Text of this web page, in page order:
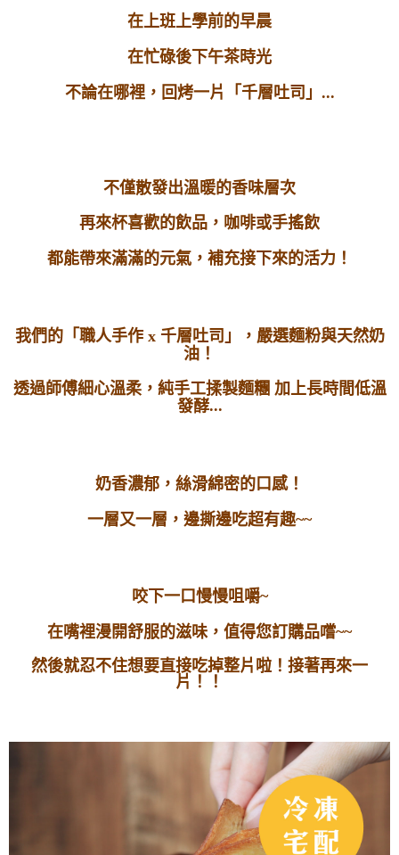
在上班上學前的早晨
在忙碌後下午茶時光
不論在哪裡，回烤一片「千層吐司」...
不僅散發出溫暖的香味層次
再來杯喜歡的飲品，咖啡或手搖飲
都能帶來滿滿的元氣，補充接下來的活力！
我們的「職人手作 x 千層吐司」，嚴選麵粉與天然奶
油！
透過師傅細心溫柔，純手工揉製麵糰 加上長時間低溫
發酵...
奶香濃郁，絲滑綿密的口感！
一層又一層，邊撕邊吃超有趣~~
咬下一口慢慢咀嚼~
在嘴裡漫開舒服的滋味，值得您訂購品嚐~~
然後就忍不住想要直接吃掉整片啦！接著再來一
片 ！ ！